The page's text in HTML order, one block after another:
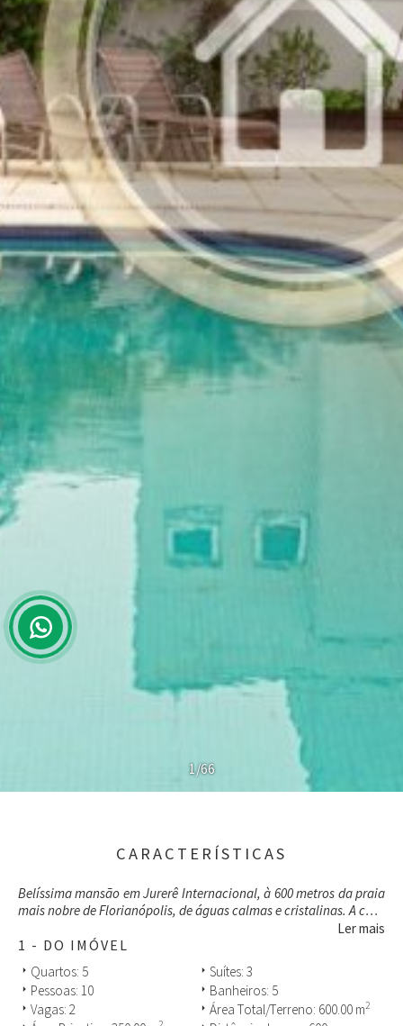
1/66
CARACTERÍSTICAS
Belíssima mansão em Jurerê Internacional, à 600 metros da praia
mais nobre de Florianópolis, de águas calmas e cristalinas. A casa
possui 3 suítes, 5 dormitórios, 2 garagens, 6 ar condicionado,
internet wifi, churrasqueira, sala de estar e jantar, piscina, lareira,
lavabo, área de serviço, dependência de empregada, sacada e
jardim. Infraestrutura perfeita pra lazer e segurança. Localizada
na praia mais desejada pelos viajantes, conhecida pela
badalação, por reunir celebridades do mundo inteiro. O bairro foi
Ler mais
1 - DO IMÓVEL
arrow_right Quartos: 5 arrow_right Suítes: 3
arrow_right Pessoas: 10 arrow_right Banheiros: 5
arrow_right Vagas: 2 arrow_right Área Total/Terreno: 600.00 m2